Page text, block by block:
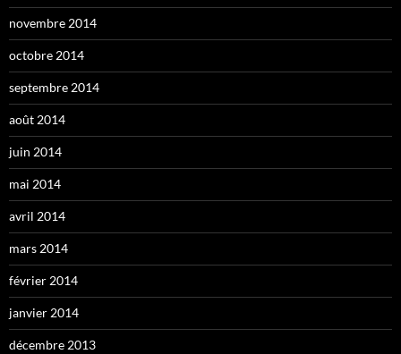
novembre 2014
octobre 2014
septembre 2014
août 2014
juin 2014
mai 2014
avril 2014
mars 2014
février 2014
janvier 2014
décembre 2013